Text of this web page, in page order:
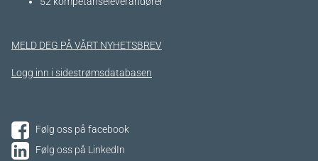
MELD DEG PÅ VÅRT NYHETSBREV
Logg inn i sidestrømsdatabasen
Følg oss på facebook
Følg oss på LinkedIn